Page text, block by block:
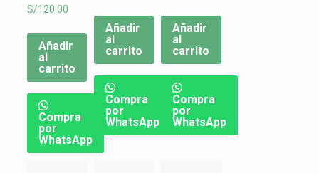
S/120.00
Añadir
al
carrito
Compra
por
WhatsApp
Añadir
al
carrito
Compra
por
WhatsApp
Añadir
al
carrito
Compra
por
WhatsApp